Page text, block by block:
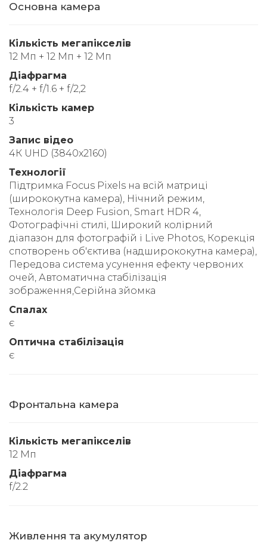
Основна камера
Кількість мегапікселів
12 Мп + 12 Мп + 12 Мп
Діафрагма
f/2.4 + f/1.6 + f/2,2
Кількість камер
3
Запис відео
4К UHD (3840x2160)
Технології
Підтримка Focus Pixels на всій матриці
(ширококутна камера), Нічний режим,
Технологія Deep Fusion, Smart HDR 4,
Фотографічні стилі, Широкий колірний
діапазон для фотографій і Live Photos, Корекція
спотворень об'єктива (надширококутна камера),
Передова система усунення ефекту червоних
очей, Автоматична стабілізація
зображення,Серійна зйомка
Спалах
є
Оптична стабілізація
є
Фронтальна камера
Кількість мегапікселів
12 Мп
Діафрагма
f/2.2
Живлення та акумулятор